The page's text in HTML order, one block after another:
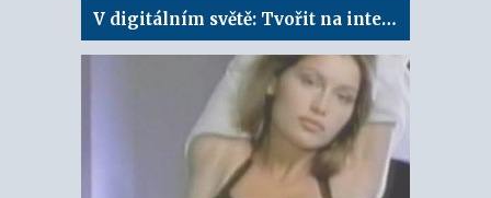
V digitálním světě: Tvořit na internetu